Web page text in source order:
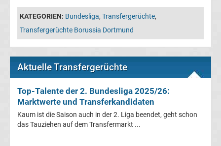
Transferticker
Meldungen
vom
Transfermarkt
KATEGORIEN: Bundesliga, Transfergerüchte,
Transfergerüchte Borussia Dortmund
Aktuelle Transfergerüchte
Top-Talente der 2. Bundesliga 2025/26:
Marktwerte und Transferkandidaten
Kaum ist die Saison auch in der 2. Liga beendet, geht schon
das Tauziehen auf dem Transfermarkt ...